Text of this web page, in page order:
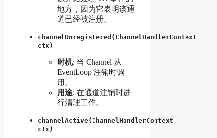
地方，因为它表明该通
道已经被注册。
channelUnregistered(ChannelHandlerContext
ctx)
时机: 当 Channel 从
EventLoop 注销时调
用。
用途: 在通道注销时进
行清理工作。
channelActive(ChannelHandlerContext
ctx)